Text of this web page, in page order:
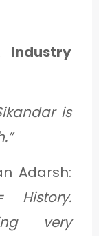
Industry
is
Adarsh:
very